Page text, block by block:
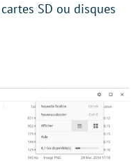
SD ou disques